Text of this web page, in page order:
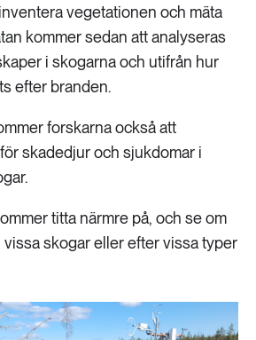
vegetationen och mäta
kommer sedan att analyseras
i skogarna och utifrån hur
efter branden.
forskarna också att
skadedjur och sjukdomar i
titta närmre på, och se om
skogar eller efter vissa typer